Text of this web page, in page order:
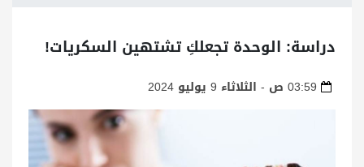
دراسة: الوحدة تجعلكِ تشتهين السكريات!